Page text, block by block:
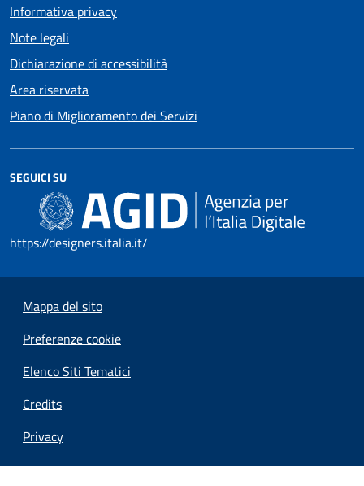
Informativa privacy
Note legali
Dichiarazione di accessibilità
Area riservata
Piano di Miglioramento dei Servizi
SEGUICI SU
https://designers.italia.it/
Mappa del sito
Preferenze cookie
Elenco Siti Tematici
Credits
Privacy